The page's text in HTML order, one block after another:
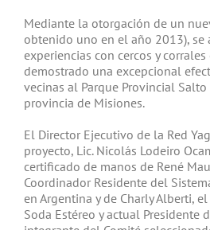
Mediante la otorgación de un
obtenido uno en el año 2013), se
experiencias con cercos y
demostrado una excepcional
vecinas al Parque Provincial
provincia de Misiones.
El Director Ejecutivo de la Red
proyecto, Lic. Nicolás Lodeiro
certificado de manos de René
Coordinador Residente del
en Argentina y de Charly Alberti,
Soda Estéreo y actual Presidente